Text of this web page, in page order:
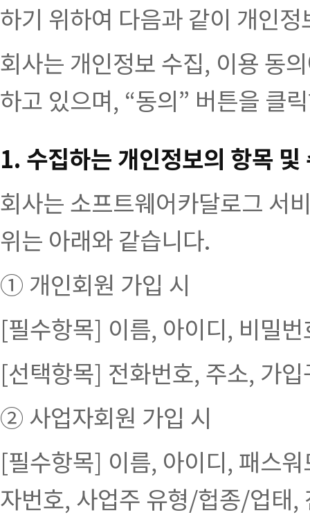
하기 위하여 다음과 같이 개인
회사는 개인정보 수집, 이용 동
하고 있으며, “동의” 버튼을 클
1. 수집하는 개인정보의 항목 및
회사는 소프트웨어카달로그 서
위는 아래와 같습니다.
① 개인회원 가입 시
[필수항목] 이름, 아이디, 비밀
[선택항목] 전화번호, 주소, 가
② 사업자회원 가입 시
[필수항목] 이름, 아이디, 패스
자번호, 사업주 유형/헙종/업태,